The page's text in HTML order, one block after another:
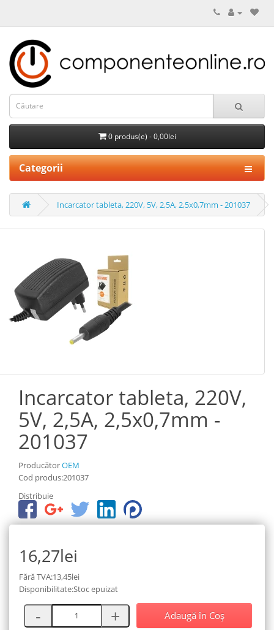
0 produs(e) - 0,00lei
Categorii
Incarcator tableta, 220V, 5V, 2,5A, 2,5x0,7mm - 201037
Incarcator tableta, 220V,
5V, 2,5A, 2,5x0,7mm -
201037
ProducătorOEM
Cod produs:201037
Distribuie
16,27lei
Fără TVA:13,45lei
Disponibilitate:Stoc epuizat
Adaugă în Coş